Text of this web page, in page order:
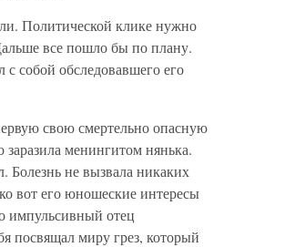
Политической клике нужно
все пошло бы по плану.
собой обследовавшего его
свою смертельно опасную
менингитом нянька.
Болезнь не вызвала никаких
вот его юношеские интересы
импульсивный отец
посвящал миру грез, который